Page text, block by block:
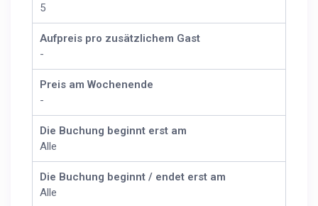
5
Aufpreis pro zusätzlichem Gast
-
Preis am Wochenende
-
Die Buchung beginnt erst am
Alle
Die Buchung beginnt / endet erst am
Alle